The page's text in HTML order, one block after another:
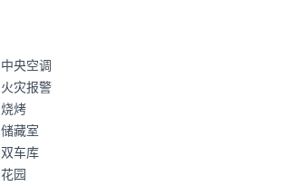
中央空调
火灾报警
烧烤
储藏室
双车库
花园